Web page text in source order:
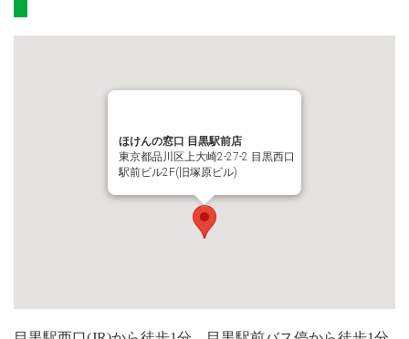
ほけんの窓口 目黒駅前店
東京都品川区上大崎2-27-2 目黒西口
駅前ビル2F(旧塚原ビル)